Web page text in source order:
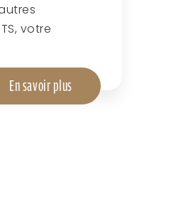
votre
En savoir plus